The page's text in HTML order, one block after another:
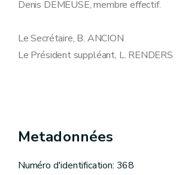
Denis DEMEUSE, membre effectif.
Le Secrétaire, B. ANCION
Le Président suppléant, L. RENDERS
Metadonnées
Numéro d'identification: 368